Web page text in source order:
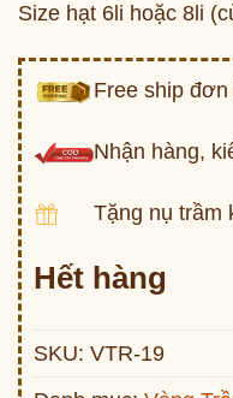
Size hạt 6li hoặc 8li
Free ship
Nhận hàng,
Tặng nụ trầm
Hết hàng
SKU: VTR-19